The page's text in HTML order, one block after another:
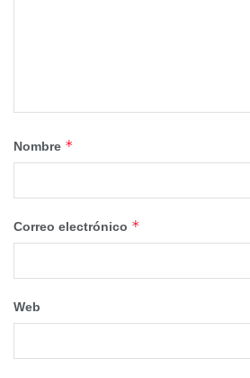
Nombre *
Correo electrónico *
Web